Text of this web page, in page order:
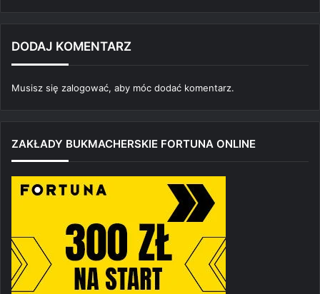
DODAJ KOMENTARZ
Musisz się zalogować, aby móc dodać komentarz.
ZAKŁADY BUKMACHERSKIE FORTUNA ONLINE